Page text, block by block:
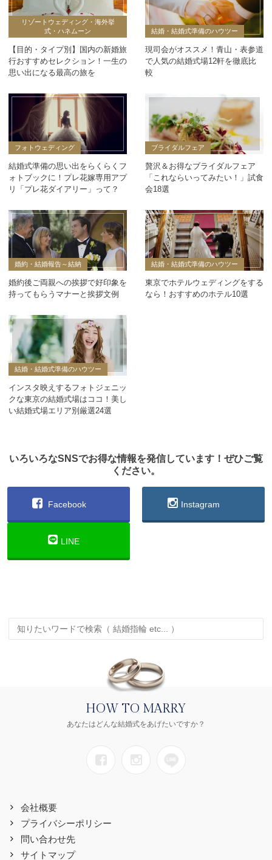
リゾートウェディング・海外挙
式・ハネムーン
【目的・タイプ別】国内の新婚旅
行おすすめセレクション！一生の
思い出になる最高の旅を
結婚・結婚式準備のハウツー
現司会がオススメ！青山・表参道
で人気の結婚式場12軒を徹底比
較
フォトウェディング
結婚式準備の思い出をらくらくフ
ォトブックに！プレ花嫁専用アプ
リ「プレ花ダイアリー」って？
ブライダルフェア
贅沢＆お得なブライダルフェア
「これならいってみたい！」試食
会18選
婚約・結婚報告～結納
婚約後ご両親への挨拶で好印象を
持ってもらうマナーと挨拶文例
結婚・結婚式準備のハウツー
東京でホテルウェディングをする
なら！おすすめのホテル10選
結婚・結婚式準備のハウツー
インスタ映えするフォトジェニッ
クな東京の結婚式場はココ！美し
い結婚式場エリア別厳選24選
いろいろなSNSでお得な情報を発信しています！ぜひご覧
ください。
Facebook Instagram
LINE
HOW TO MARRY
あなたはどんな結婚式をあげたいですか？
会社概要
プライバシーポリシー
問い合わせ先
サイトマップ